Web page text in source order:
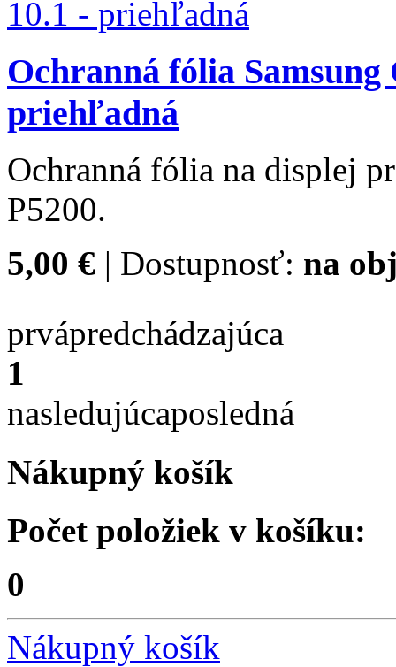
Ochranná fólia Samsung
priehľadná
Ochranná fólia na displej
P5200.
5,00 € | Dostupnosť: na
prvápredchádzajúca
1
nasledujúcaposledná
Nákupný košík
Počet položiek v košíku:
0
Nákupný košík